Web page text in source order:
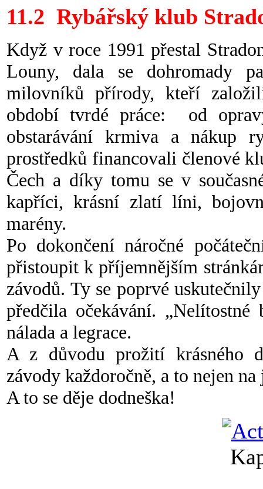
11.2 Rybářský klub
Když v roce 1991 přestal
Louny, dala se dohromady
milovníků přírody, kteří
období tvrdé práce: od
obstarávání krmiva a nákup
prostředků financovali členové
Čech a díky tomu se v
kapříci, krásní zlatí líni,
marény.
Po dokončení náročné
přistoupit k příjemnějším
závodů. Ty se poprvé
předčila očekávání.
nálada a legrace.
A z důvodu prožití krásného
závody každoročně, a to nejen
A to se děje dodneška!